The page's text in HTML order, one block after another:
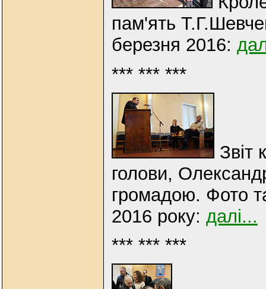
пам'ять
березня 2016:
*** *** ***
Звіт
голови,
громадою. Фото
2016 року: далі...
*** *** ***